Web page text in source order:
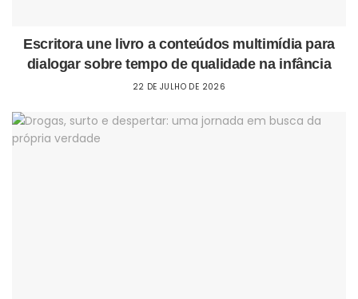
Escritora une livro a conteúdos multimídia para
dialogar sobre tempo de qualidade na infância
22 DE JULHO DE 2026